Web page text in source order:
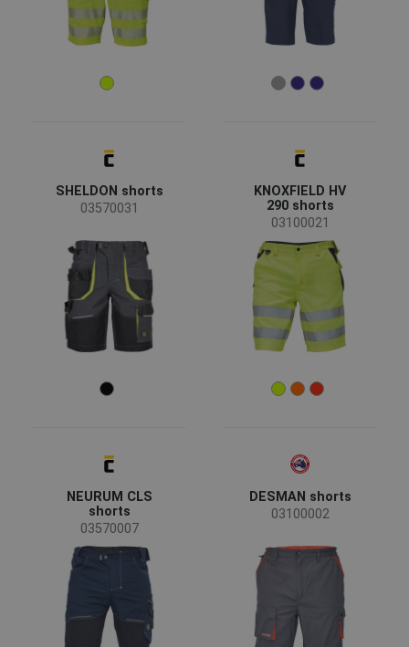
SHELDON shorts
03570031
KNOXFIELD HV
290 shorts
03100021
NEURUM CLS
shorts
03570007
DESMAN shorts
03100002